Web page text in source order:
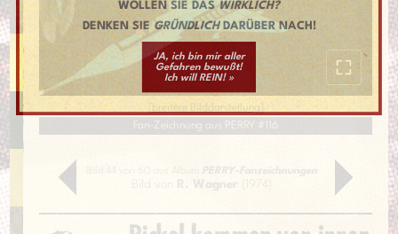
breitere Bilddarstellung
Fan-Zeichnung aus PERRY #116
PERRY-Fanzeichnungen
R. Wagner
WOLLEN SIE DASWIRKLICH?
DENKEN SIE GRÜNDLICHDARÜBER NACH!
JA, ich bin mir aller
Gefahren bewußt!
Ich will REIN! »